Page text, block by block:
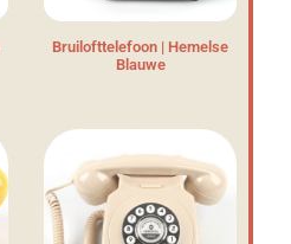
Bruilofttelefoon | Hemelse
Blauwe